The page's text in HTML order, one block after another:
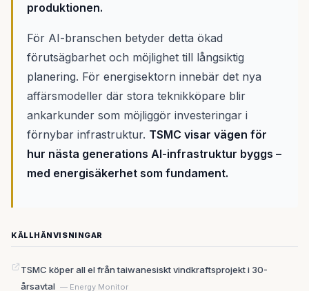
produktionen.
För AI-branschen betyder detta ökad
förutsägbarhet och möjlighet till långsiktig
planering. För energisektorn innebär det nya
affärsmodeller där stora teknikköpare blir
ankarkunder som möjliggör investeringar i
förnybar infrastruktur. TSMC visar vägen för
hur nästa generations AI-infrastruktur byggs –
med energisäkerhet som fundament.
KÄLLHÄNVISNINGAR
TSMC köper all el från taiwanesiskt vindkraftsprojekt i 30-
årsavtal — Energy Monitor